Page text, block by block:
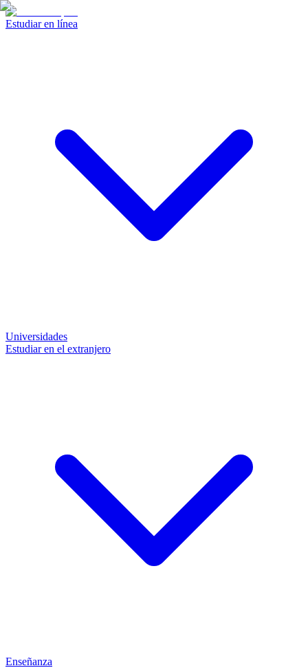
Estudiar en línea
Universidades
Estudiar en el extranjero
Enseñanza